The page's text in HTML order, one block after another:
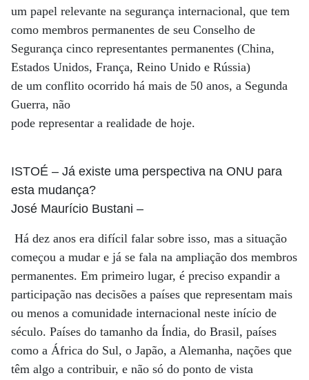
um papel relevante na segurança internacional, que tem
como membros permanentes de seu Conselho de
Segurança cinco representantes permanentes (China,
Estados Unidos, França, Reino Unido e Rússia)
de um conflito ocorrido há mais de 50 anos, a Segunda
Guerra, não
pode representar a realidade de hoje.
ISTOÉ – Já existe uma perspectiva na ONU para
esta mudança?
José Maurício Bustani –
Há dez anos era difícil falar sobre isso, mas a situação
começou a mudar e já se fala na ampliação dos membros
permanentes. Em primeiro lugar, é preciso expandir a
participação nas decisões a países que representam mais
ou menos a comunidade internacional neste início de
século. Países do tamanho da Índia, do Brasil, países
como a África do Sul, o Japão, a Alemanha, nações que
têm algo a contribuir, e não só do ponto de vista